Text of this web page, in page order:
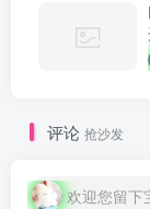
评论 抢沙发
欢迎您留下